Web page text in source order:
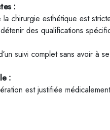
:
chirurgie esthétique est
des qualifications
suivi complet sans avoir à
:
est justifiée